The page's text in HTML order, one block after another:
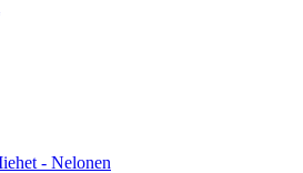
- Nelonen